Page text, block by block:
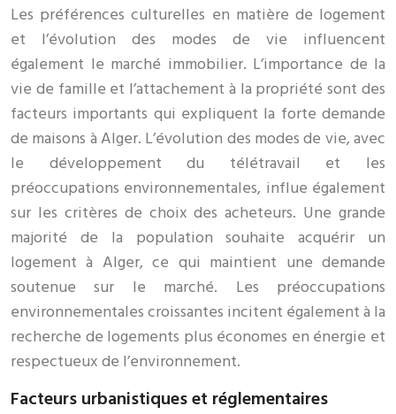
Les préférences culturelles en matière de logement
et l’évolution des modes de vie influencent
également le marché immobilier. L’importance de la
vie de famille et l’attachement à la propriété sont des
facteurs importants qui expliquent la forte demande
de maisons à Alger. L’évolution des modes de vie, avec
le développement du télétravail et les
préoccupations environnementales, influe également
sur les critères de choix des acheteurs. Une grande
majorité de la population souhaite acquérir un
logement à Alger, ce qui maintient une demande
soutenue sur le marché. Les préoccupations
environnementales croissantes incitent également à la
recherche de logements plus économes en énergie et
respectueux de l’environnement.
Facteurs urbanistiques et réglementaires